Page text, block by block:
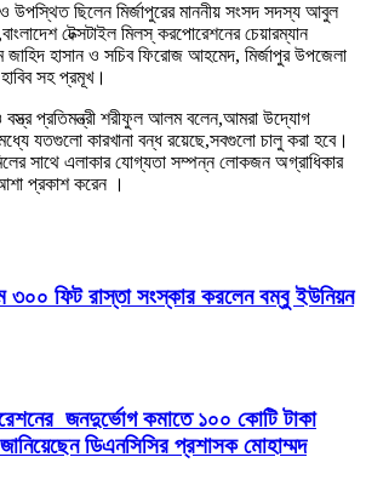
উপস্থিত ছিলেন মির্জাপুরের মাননীয় সংসদ সদস্য আবুল
টেক্সটাইল মিলস্ করপোরেশনের চেয়ারম্যান
জাহিদ হাসান ও সচিব ফিরোজ আহমেদ, মির্জাপুর উপজেলা
হাবিব সহ প্রমূখ।
বস্ত্র প্রতিমন্ত্রী শরীফুল আলম বলেন,আমরা উদ্যোগ
যতগুলো কারখানা বন্ধ রয়েছে,সবগুলো চালু করা হবে।
সাথে এলাকার যোগ্যতা সম্পন্ন লোকজন অগ্রাধিকার
প্রকাশ করেন ।
৩০০ ফিট রাস্তা সংস্কার করলেন বম্বু ইউনিয়ন
জনদুর্ভোগ কমাতে ১০০ কোটি টাকা
ডিএনসিসির প্রশাসক মোহাম্মদ